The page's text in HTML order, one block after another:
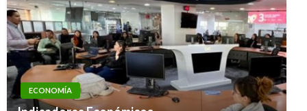
ECONOMÍA